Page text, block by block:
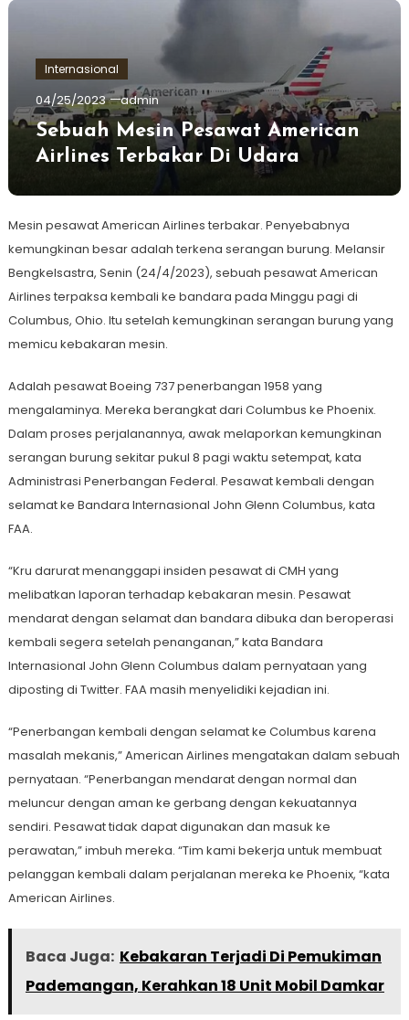
Internasional
04/25/2023 admin
Sebuah Mesin Pesawat American
Airlines Terbakar Di Udara
Mesin pesawat American Airlines terbakar. Penyebabnya
kemungkinan besar adalah terkena serangan burung. Melansir
Bengkelsastra, Senin (24/4/2023), sebuah pesawat American
Airlines terpaksa kembali ke bandara pada Minggu pagi di
Columbus, Ohio. Itu setelah kemungkinan serangan burung yang
memicu kebakaran mesin.
Adalah pesawat Boeing 737 penerbangan 1958 yang
mengalaminya. Mereka berangkat dari Columbus ke Phoenix.
Dalam proses perjalanannya, awak melaporkan kemungkinan
serangan burung sekitar pukul 8 pagi waktu setempat, kata
Administrasi Penerbangan Federal. Pesawat kembali dengan
selamat ke Bandara Internasional John Glenn Columbus, kata
FAA.
“Kru darurat menanggapi insiden pesawat di CMH yang
melibatkan laporan terhadap kebakaran mesin. Pesawat
mendarat dengan selamat dan bandara dibuka dan beroperasi
kembali segera setelah penanganan,” kata Bandara
Internasional John Glenn Columbus dalam pernyataan yang
diposting di Twitter. FAA masih menyelidiki kejadian ini.
“Penerbangan kembali dengan selamat ke Columbus karena
masalah mekanis,” American Airlines mengatakan dalam sebuah
pernyataan. “Penerbangan mendarat dengan normal dan
meluncur dengan aman ke gerbang dengan kekuatannya
sendiri. Pesawat tidak dapat digunakan dan masuk ke
perawatan,” imbuh mereka. “Tim kami bekerja untuk membuat
pelanggan kembali dalam perjalanan mereka ke Phoenix, “kata
American Airlines.
Baca Juga: Kebakaran Terjadi Di Pemukiman
Pademangan, Kerahkan 18 Unit Mobil Damkar